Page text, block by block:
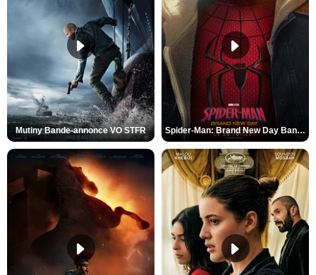
Mutiny Bande-annonce VO STFR Spider-Man: Brand New Day Bande-annonce VO STFR